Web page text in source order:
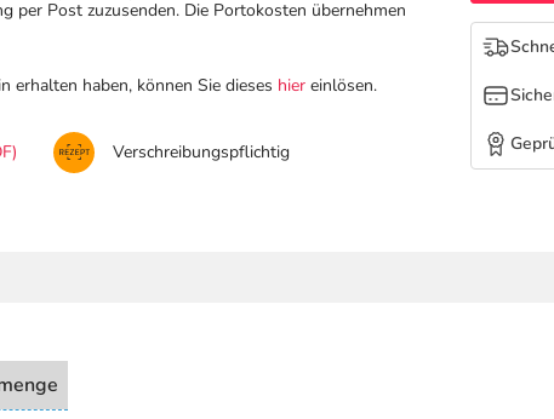
per Post zuzusenden. Die Portokosten übernehmen
erhalten haben, können Sie dieses hier einlösen.
Verschreibungspflichtig